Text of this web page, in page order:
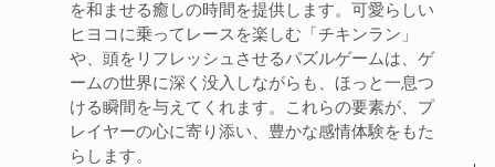
を和ませる癒しの時間を提供します。可愛らしい
ヒヨコに乗ってレースを楽しむ「チキンラン」
や、頭をリフレッシュさせるパズルゲームは、ゲ
ームの世界に深く没入しながらも、ほっと一息つ
ける瞬間を与えてくれます。これらの要素が、プ
レイヤーの心に寄り添い、豊かな感情体験をもた
らします。